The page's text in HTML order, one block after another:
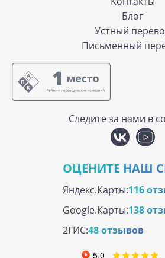
Блог
Устный
Письменный
Следите за нами в
ОЦЕНИТЕ НАШ
Яндекс.Карты:116
Google.Карты:138
2ГИС:48 отзывов